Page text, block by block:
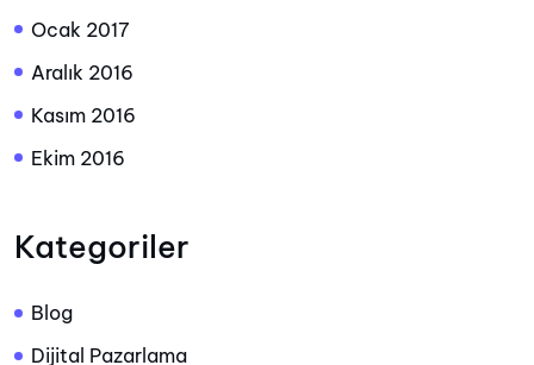
Ocak 2017
Aralık 2016
Kasım 2016
Ekim 2016
Kategoriler
Blog
Dijital Pazarlama